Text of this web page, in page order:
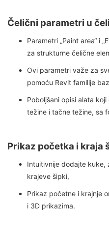
Čelični parametri u
Parametri „Paint area“ i
za strukturne čelične
Ovi parametri važe za
pomoću Revit familije
Poboljšani opisi alata
težine i tačne težine, sa
Prikaz početka i kraja
Intuitivnije dodajte kuke,
krajeve šipki,
Prikaz početne i krajnje
i 3D prikazima.